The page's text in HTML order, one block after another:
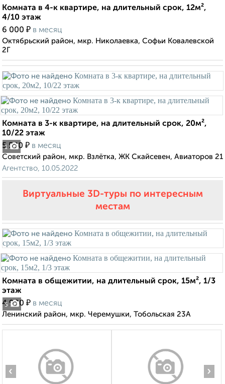
Комната в 4-к квартире, на длительный срок, 12м²,
4/10 этаж
6 000 ₽ в месяц
Октябрьский район, мкр. Николаевка, Софьи Ковалевской
2Г
1
Комната в 3-к квартире, на длительный срок, 20м²,
10/22 этаж
5 500 ₽ в месяц
Советский район, мкр. Взлётка, ЖК Скайсевен, Авиаторов 21
Агентство, 10.05.2022
Виртуальные 3D-туры по интересным
местам
5
Комната в общежитии, на длительный срок, 15м², 1/3
этаж
4 900 ₽ в месяц
Ленинский район, мкр. Черемушки, Тобольская 23А
‹ ›